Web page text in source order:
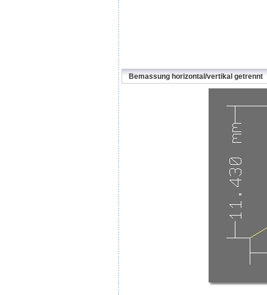
Bemassung horizontal/vertikal getrennt